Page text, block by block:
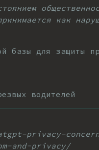
как
базы для защиты
водителей
privacy-
and-privacy/